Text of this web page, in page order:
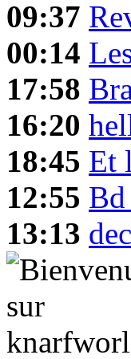
09:37
00:14
17:58
16:20
18:45 Et
12:55 Bd
13:13